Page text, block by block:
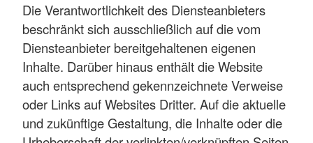
Die Verantwortlichkeit des Diensteanbieters
beschränkt sich ausschließlich auf die vom
Diensteanbieter bereitgehaltenen eigenen
Inhalte. Darüber hinaus enthält die Website
auch entsprechend gekennzeichnete Verweise
oder Links auf Websites Dritter. Auf die aktuelle
und zukünftige Gestaltung, die Inhalte oder die